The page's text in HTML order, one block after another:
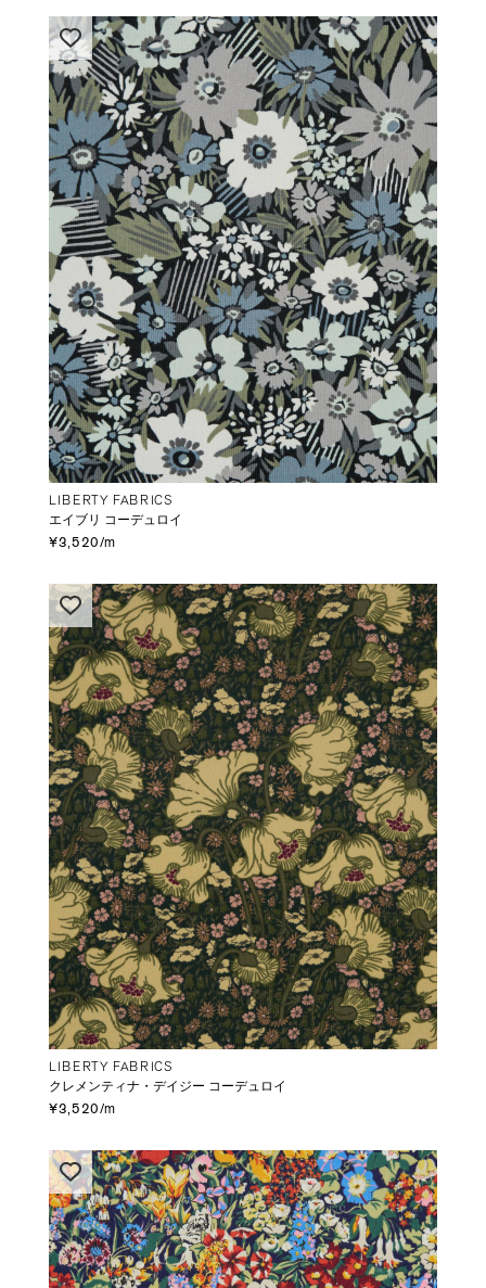
LIBERTY FABRICS
エイブリ コーデュロイ
¥3,520/m
LIBERTY FABRICS
クレメンティナ・デイジー コーデュロイ
¥3,520/m